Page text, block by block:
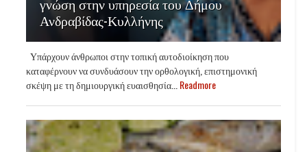
Ανδραβίδας-Κυλλήνης
Υπάρχουν άνθρωποι στην τοπική αυτοδιοίκηση που
καταφέρνουν να συνδυάσουν την ορθολογική, επιστημονική
σκέψη με τη δημιουργική ευαισθησία... Readmore